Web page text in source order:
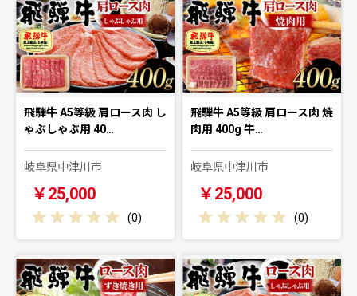
飛騨牛 A5等級 肩ロース肉 し
ゃぶしゃぶ用 40…
岐阜県中津川市
￥25,000
(0)
飛騨牛 A5等級 肩ロース肉 焼
肉用 400g 牛…
岐阜県中津川市
￥25,000
(0)